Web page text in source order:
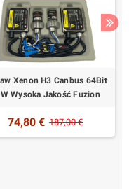
Xenon H3 Canbus 64Bit
Wysoka Jakość Fuzion
74,80 € 187,00 €